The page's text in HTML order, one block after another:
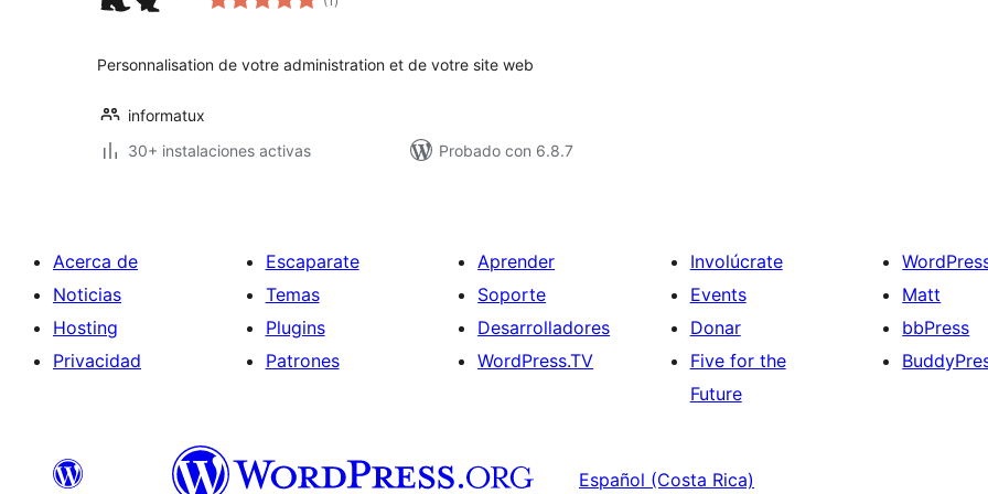
de
Personnalisation de votre administration et de votre site web
informatux
30+ instalaciones activas
Probado con 6.8.7
Acerca de
Noticias
Hosting
Privacidad
Escaparate
Temas
Plugins
Patrones
Aprender
Soporte
Desarrolladores
WordPress.TV
Involúcrate
Events
Donar
Five for the
Future
Matt
bbPress
Español (Costa Rica)